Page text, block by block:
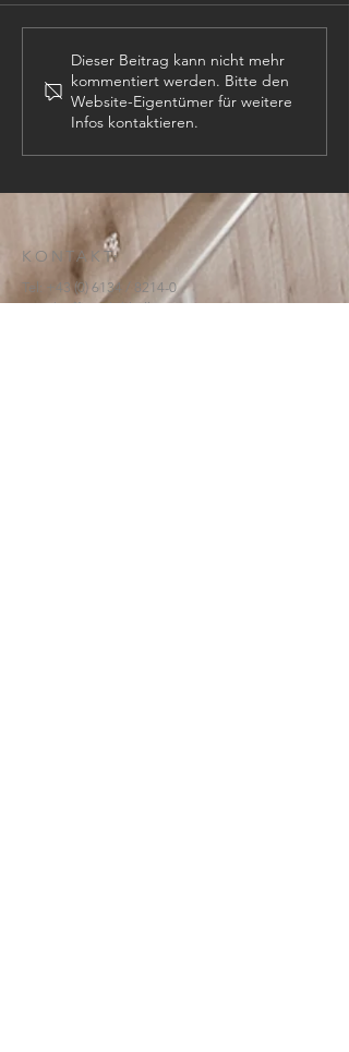
PROJEKTLEITER (m,w,d)
Dieser Beitrag kann nicht mehr
kommentiert werden. Bitte den
Website-Eigentümer für weitere
Infos kontaktieren.
KONTAKT:
Tel: +43 (0) 6134
/ 8214-0
Email:office@htl-hallstatt.at